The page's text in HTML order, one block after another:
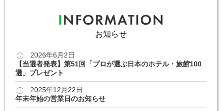
お知らせ
2026年6月2日
【当選者発表】第51回「プロが選ぶ日本のホテル・旅館100
選」プレゼント
2025年12月22日
年末年始の営業日のお知らせ